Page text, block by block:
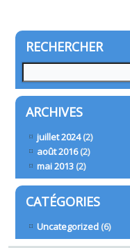
RECHERCHER
ARCHIVES
juillet 2024(2)
août 2016(2)
mai 2013 (2)
CATÉGORIES
Uncategorized (6)